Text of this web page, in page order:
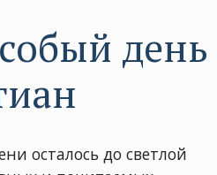
день
осталось до светлой